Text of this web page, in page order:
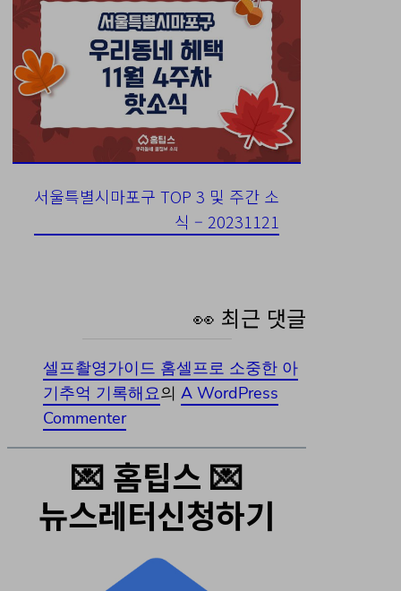
서울특별시마포구 TOP 3 및 주간 소
식 – 20231121
👀 최근 댓글
셀프촬영가이드 홈셀프로 소중한 아
기추억 기록해요의 A WordPress
Commenter
💌 홈팁스 💌
뉴스레터신청하기